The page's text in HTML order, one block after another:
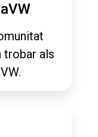
trobar als